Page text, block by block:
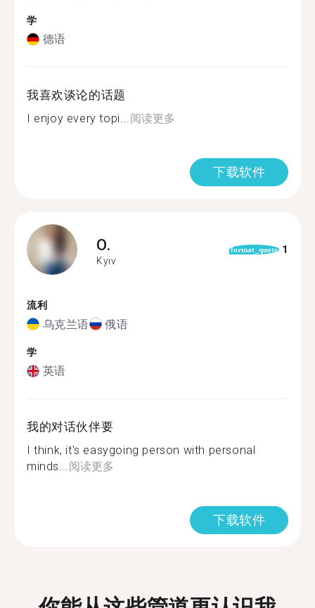
学
德语
我喜欢谈论的话题
I enjoy every topi...阅读更多
下载软件
O.
Kyiv
format_quote 1
流利
乌克兰语 俄语
学
英语
我的对话伙伴要
I think, it's easygoing person with personal
minds...阅读更多
下载软件